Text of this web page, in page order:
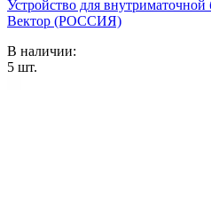
Устройство для
Вектор (РОССИЯ)
В наличии:
5 шт.